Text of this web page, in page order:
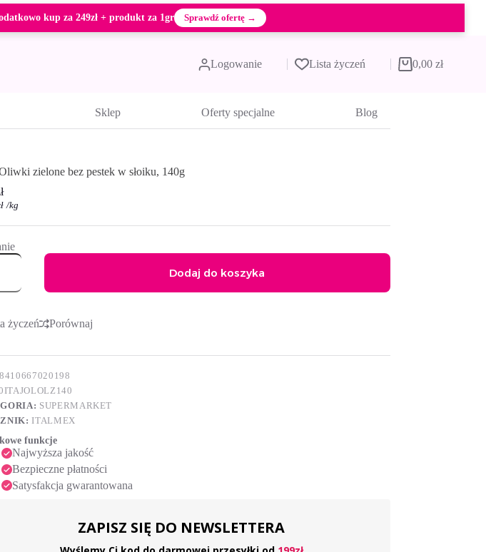
kup za 249zł + produkt za 1gr Sprawdź ofertę →
Logowanie Lista życzeń Koszyk
0,00 zł
Sklep Oferty specjalne Blog
zielone bez pestek w słoiku, 140g
/kg
Dodaj do koszyka
życzeń Porównaj
8410667020198
SUPERMARKET
ITALMEX
funkcje
Najwyższa jakość
Bezpieczne płatności
Satysfakcja gwarantowana
ZAPISZ SIĘ DO NEWSLETTERA